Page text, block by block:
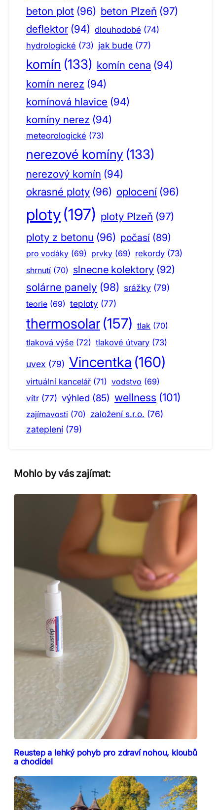
beton plot (96) beton Plzeň (97)
deflektor (94) dlouhodobé (74)
hydrologické (73) jak bude (77)
komín (133) komín cena (94)
komín nerez (94)
komínová hlavice (94)
komíny nerez (94)
meteorologické (73)
nerezové komíny (133)
nerezový komín (94)
okrasné ploty (96) oplocení (96)
ploty(197) ploty Plzeň (97)
ploty z betonu (96) počasí (89)
pro vodáky (69) prvky (69) rekordy (73)
shrnutí (70) slnecne kolektory (92)
solárne panely (98) srážky (79)
teorie (69) teploty (77)
thermosolar (157) tlak (70)
tlaková výše (72) tlakové útvary (73)
uvex (79) Vincentka (160)
virtuální kancelář (71) vodstvo (69)
vítr (77) výhled (85) wellness (101)
zajímavosti (70) založení s.r.o. (76)
zateplení (79)
Mohlo by vás zajímat:
Reustep a lehký pohyb pro zdraví nohou, kloubů
a chodidel